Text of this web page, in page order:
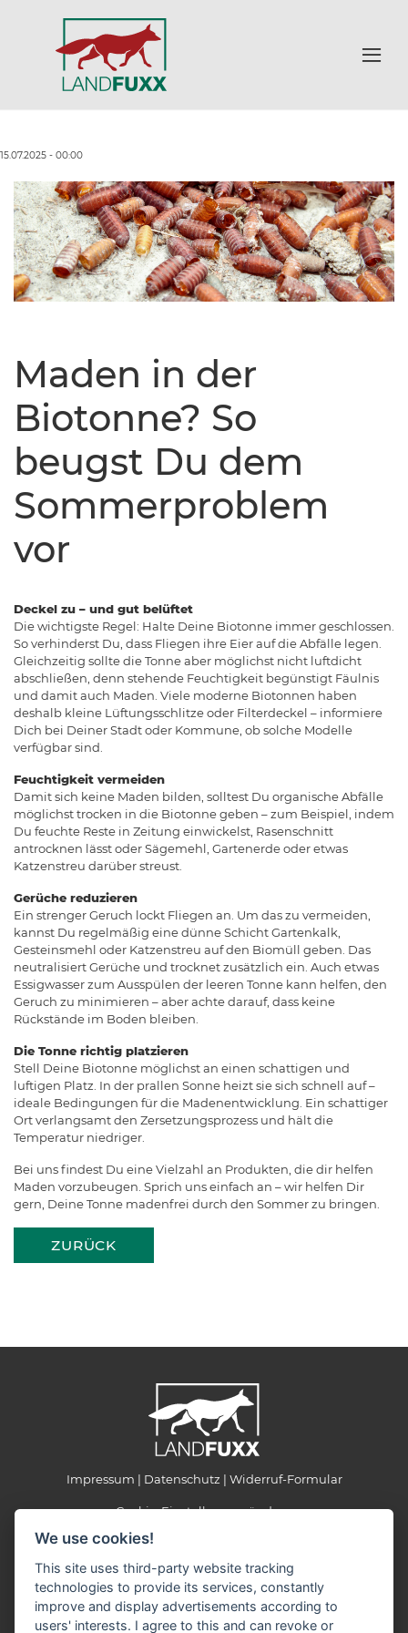
15.07.2025 - 00:00
Maden in der
Biotonne? So
beugst Du dem
Sommerproblem
vor
Deckel zu – und gut belüftet
Die wichtigste Regel: Halte Deine Biotonne immer geschlossen.
So verhinderst Du, dass Fliegen ihre Eier auf die Abfälle legen.
Gleichzeitig sollte die Tonne aber möglichst nicht luftdicht
abschließen, denn stehende Feuchtigkeit begünstigt Fäulnis
und damit auch Maden. Viele moderne Biotonnen haben
deshalb kleine Lüftungsschlitze oder Filterdeckel – informiere
Dich bei Deiner Stadt oder Kommune, ob solche Modelle
verfügbar sind.
Feuchtigkeit vermeiden
Damit sich keine Maden bilden, solltest Du organische Abfälle
möglichst trocken in die Biotonne geben – zum Beispiel, indem
Du feuchte Reste in Zeitung einwickelst, Rasenschnitt
antrocknen lässt oder Sägemehl, Gartenerde oder etwas
Katzenstreu darüber streust.
Gerüche reduzieren
Ein strenger Geruch lockt Fliegen an. Um das zu vermeiden,
kannst Du regelmäßig eine dünne Schicht Gartenkalk,
Gesteinsmehl oder Katzenstreu auf den Biomüll geben. Das
neutralisiert Gerüche und trocknet zusätzlich ein. Auch etwas
Essigwasser zum Ausspülen der leeren Tonne kann helfen, den
Geruch zu minimieren – aber achte darauf, dass keine
Rückstände im Boden bleiben.
Die Tonne richtig platzieren
Stell Deine Biotonne möglichst an einen schattigen und
luftigen Platz. In der prallen Sonne heizt sie sich schnell auf –
ideale Bedingungen für die Madenentwicklung. Ein schattiger
Ort verlangsamt den Zersetzungsprozess und hält die
Temperatur niedriger.
Bei uns findest Du eine Vielzahl an Produkten, die dir helfen
Maden vorzubeugen. Sprich uns einfach an – wir helfen Dir
gern, Deine Tonne madenfrei durch den Sommer zu bringen.
ZURÜCK
Impressum Datenschutz Widerruf-Formular
Cookie-Einstellungen ändern
Kohlenbissener Grund 22-24
29633 Munster
Telefon: +49 5192 887903
We use cookies!
This site uses third-party website tracking
technologies to provide its services, constantly
improve and display advertisements according to
users' interests. I agree to this and can revoke or